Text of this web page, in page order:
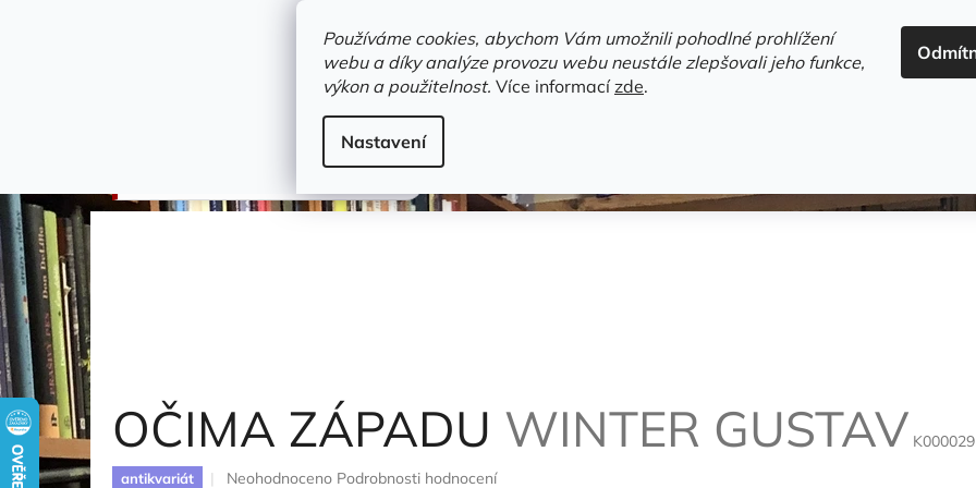
Používáme cookies, abychom Vám umožnili pohodlné prohlížení
webu a díky analýze provozu webu neustále zlepšovali jeho funkce,
výkon a použitelnost. Více informacízde.
Nastavení
HLEDAT
Novinky Trvalky a bestsellery
Winter Gustav
OČIMA ZÁPADU WINTER GUSTAV K000029
antikvariát
Průměrné
Neohodnoceno Podrobnosti hodnocení